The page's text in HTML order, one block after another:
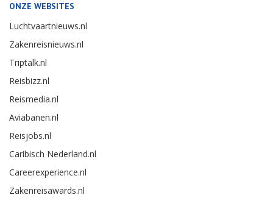
ONZE WEBSITES
Luchtvaartnieuws.nl
Zakenreisnieuws.nl
Triptalk.nl
Reisbizz.nl
Reismedia.nl
Aviabanen.nl
Reisjobs.nl
Caribisch Nederland.nl
Careerexperience.nl
Zakenreisawards.nl